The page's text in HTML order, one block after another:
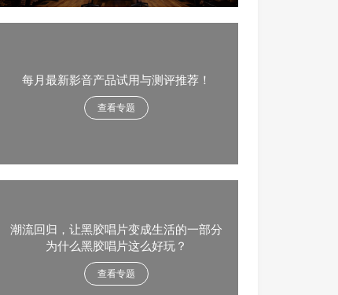
每月最新影音产品试用与测评推荐！
查看专题
潮流回归，让黑胶唱片变成生活的一部分
为什么黑胶唱片这么好玩？
查看专题